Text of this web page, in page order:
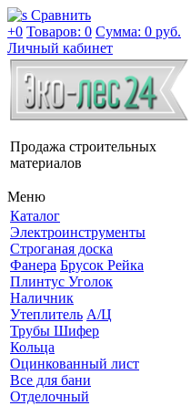
Сравнить
+0 Товаров: 0 Сумма: 0 руб.
Личный кабинет
Продажа строительных
материалов
Меню
Каталог
Электроинструменты
Строганая доска
Фанера Брусок Рейка
Плинтус Уголок
Наличник
Утеплитель А/Ц
Трубы Шифер
Кольца
Оцинкованный лист
Все для бани
Отделочный